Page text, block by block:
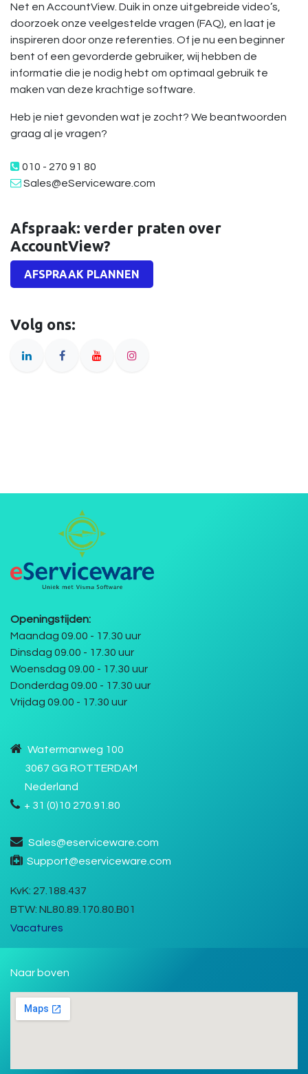
Net en AccountView. Duik in onze uitgebreide video’s,
doorzoek onze veelgestelde vragen (FAQ), en laat je
inspireren door onze referenties. Of je nu een beginner
bent of een gevorderde gebruiker, wij hebben de
informatie die je nodig hebt om optimaal gebruik te
maken van deze krachtige software.
Heb je niet gevonden wat je zocht? We beantwoorden
graag al je vragen?
010 - 270 91 80
Sales@eServiceware.com
Afspraak: verder praten over
AccountView?
AFSPRAAK PLANNEN
Volg ons:
Openingstijden:
Maandag 09.00 - 17.30 uur
Dinsdag 09.00 - 17.30 uur
Woensdag 09.00 - 17.30 uur
Donderdag 09.00 - 17.30 uur
Vrijdag 09.00 - 17.30 uur
Watermanweg 100
3067 GG ROTTERDAM
Nederland
+ 31 (0)10 270.91.80
Sales@eserviceware.com
Support@eserviceware.com
KvK: 27.188.437
BTW: NL80.89.170.80.B01
Vacatures
Naar boven